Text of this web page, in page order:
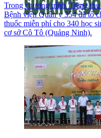
Trong chương trình 'Trăng
Bệnh viện Quân y 354 đã tổ
thuốc miễn phí cho 340 học
cơ sở Cô Tô (Quảng Ninh).